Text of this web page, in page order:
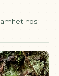
hos